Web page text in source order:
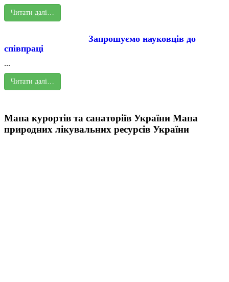
Читати далі…
Запрошуємо науковців до
співпраці
...
Читати далі…
Мапа курортів та санаторіїв України Мапа
природних лікувальних ресурсів України